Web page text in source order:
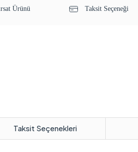
Ürünü Taksit Seçeneği
Taksit Seçenekleri